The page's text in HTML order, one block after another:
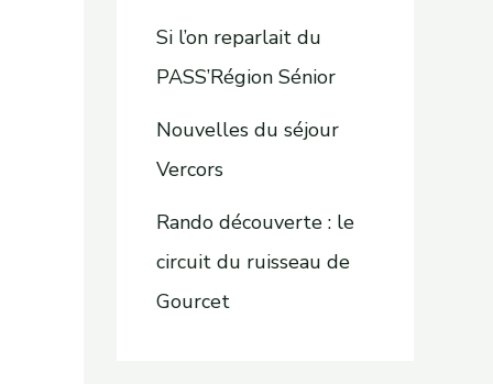
Si l’on reparlait du
PASS’Région Sénior
Nouvelles du séjour
Vercors
Rando découverte : le
circuit du ruisseau de
Gourcet